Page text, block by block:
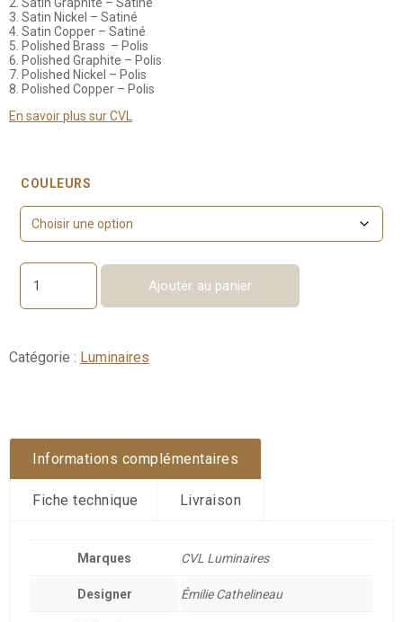
2. Satin Graphite – Satiné
3. Satin Nickel – Satiné
4. Satin Copper – Satiné
5. Polished Brass – Polis
6. Polished Graphite – Polis
7. Polished Nickel – Polis
8. Polished Copper – Polis
En savoir plus sur CVL
COULEURS
quantité
de
Lampadaire
Ajouter au panier
Catégorie : Luminaires
Informations complémentaires
Fiche technique Livraison
Marques CVL Luminaires
Designer Émilie Cathelineau